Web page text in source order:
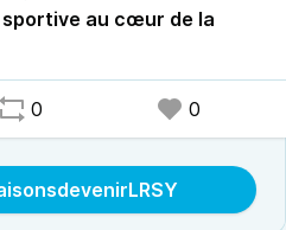
au cœur de la
0 0